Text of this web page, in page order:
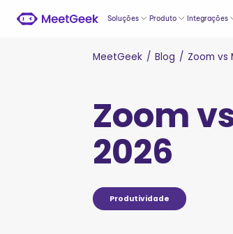
Soluções Produto Integrações
MeetGeek / Blog / Zoom vs
Zoom
2026
Produtividade